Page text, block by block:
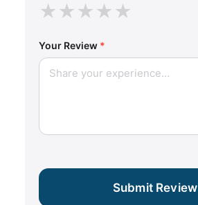
★★★★★
Your Review *
Submit Review